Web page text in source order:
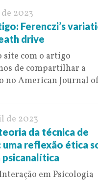
de 2023
Ferenczi’s
drive
site com o artigo
de compartilhar a
no American Journal
de 2023
da técnica de
uma reflexão ética
psicanalítica
em Psicologia